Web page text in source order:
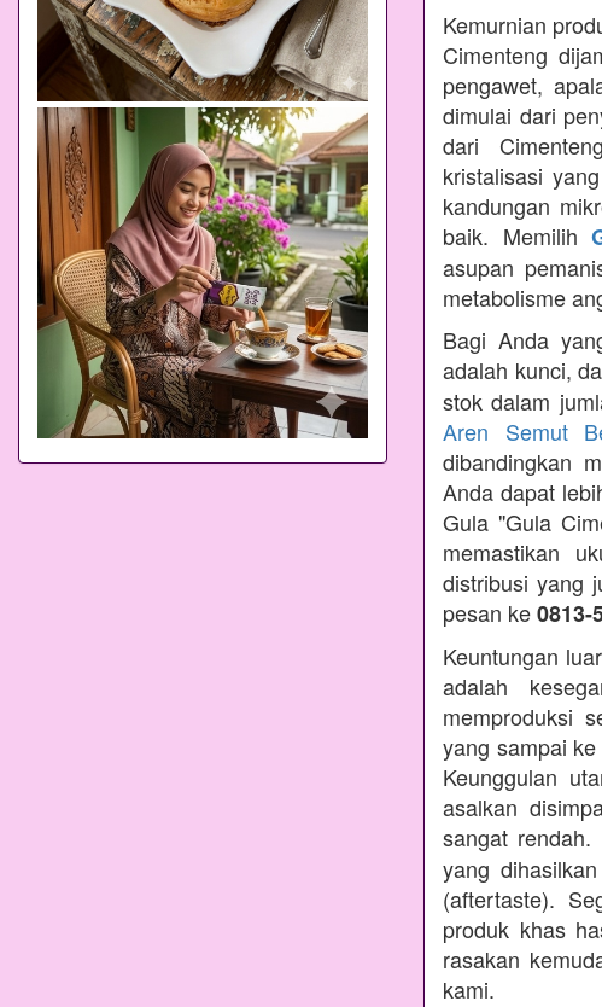
Kemurnian
Cimenteng
pengawet,
dimulai dari
dari
kristalisasi
kandungan
baik. Memilih
asupan
metabolisme
Bagi Anda
adalah kunci,
stok dalam
Aren Semut
dibandingkan
Anda dapat
Gula "Gula
memastikan
distribusi yang
pesan ke0813-
Keuntungan
adalah
memproduksi
yang sampai
Keunggulan
asalkan
sangat
yang
(aftertaste).
produk khas
rasakan
kami.